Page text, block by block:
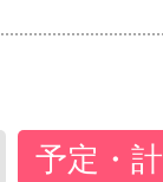
予定・